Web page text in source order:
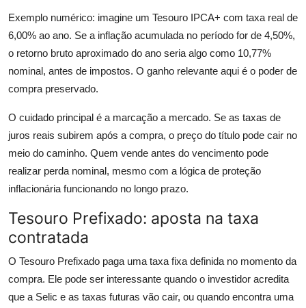
Exemplo numérico: imagine um Tesouro IPCA+ com taxa real de
6,00% ao ano. Se a inflação acumulada no período for de 4,50%,
o retorno bruto aproximado do ano seria algo como 10,77%
nominal, antes de impostos. O ganho relevante aqui é o poder de
compra preservado.
O cuidado principal é a marcação a mercado. Se as taxas de
juros reais subirem após a compra, o preço do título pode cair no
meio do caminho. Quem vende antes do vencimento pode
realizar perda nominal, mesmo com a lógica de proteção
inflacionária funcionando no longo prazo.
Tesouro Prefixado: aposta na taxa
contratada
O Tesouro Prefixado paga uma taxa fixa definida no momento da
compra. Ele pode ser interessante quando o investidor acredita
que a Selic e as taxas futuras vão cair, ou quando encontra uma